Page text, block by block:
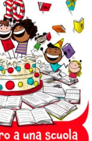
di Fossano